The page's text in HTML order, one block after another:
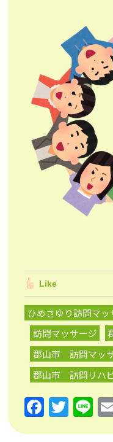
Like
ひめさゆり訪問マッ
訪問マッサージ
郡山市 訪問マッ
郡山市 訪問リハ
F
a
T
w
Li
n